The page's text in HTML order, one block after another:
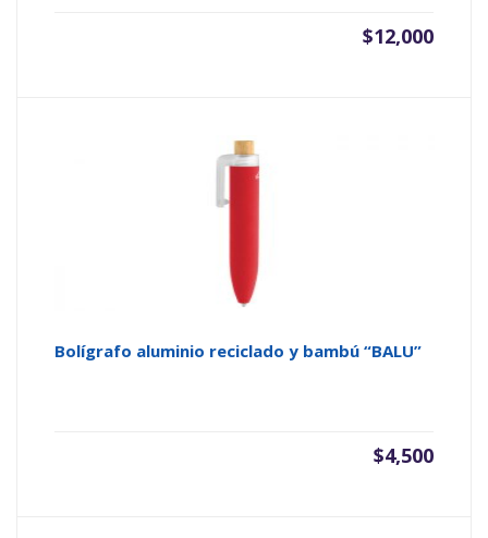
$12,000
Bolígrafo aluminio reciclado y bambú “BALU”
$4,500